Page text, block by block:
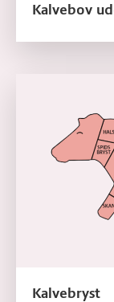
Kalvebov
Kalvebryst